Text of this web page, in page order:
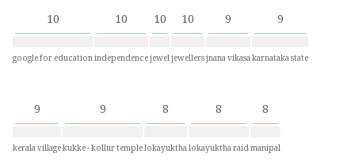
10
google for education
10
independence
10
jewel
10
jewellers
9
jnana vikasa
9
karnataka state
9
kerala village
9
kukke - kollur temple
8
lokayuktha
8
lokayuktha raid
8
manipal